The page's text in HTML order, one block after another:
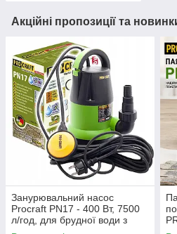
Акційні пропозиції та
Занурювальний насос
Procraft PN17 - 400 Вт, 7500
л/год, для брудної води з
частками до 35 мм німецький